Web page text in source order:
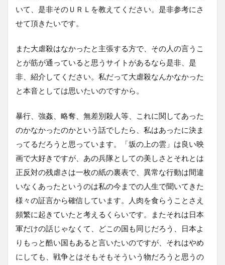
いて、是非そのＵＲＬを教えてください。是非参考にさ
せて頂きたいです。
また大虐殺はなかったと主張する方で、その人の言うこ
とが筋が通っていると思うサイトがあるなら是非、是
非、紹介してください。私だって大虐殺なんかなかった
と本音としては思いたいのですから。
暴行、強姦、略奪、無差別殺人等、これに関してあった
のかなかったのかという話でしたら、私はあったに決ま
ってるだろうと思っています。「坂の上の雲」は良い映
画で大好きですが、あの兵隊としての美しさとそれとは
正反対の残虐さは一枚の紙の裏表で、異常な行動は間違
いなくあったというのは私の今までの人生で聞いてきた
様々の証言から確信しています。人肉を食らうことさえ
頻繁に起きていたと考えるくらいです。またそれは日本
軍だけの話じゃなくて、どこの国も同じだろう、日本よ
りもっと酷い国もあると言いたいのですが、それはやめ
にしても、戦争とはそもそもそういう物だろうと思うの